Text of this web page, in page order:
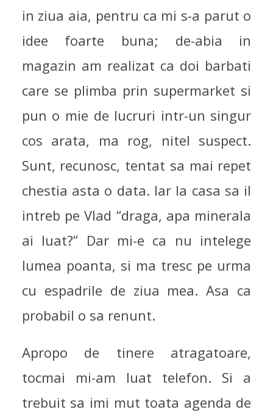
in ziua aia, pentru ca mi s-a parut o
idee foarte buna; de-abia in
magazin am realizat ca doi barbati
care se plimba prin supermarket si
pun o mie de lucruri intr-un singur
cos arata, ma rog, nitel suspect.
Sunt, recunosc, tentat sa mai repet
chestia asta o data. Iar la casa sa il
intreb pe Vlad “draga, apa minerala
ai luat?” Dar mi-e ca nu intelege
lumea poanta, si ma tresc pe urma
cu espadrile de ziua mea. Asa ca
probabil o sa renunt.
Apropo de tinere atragatoare,
tocmai mi-am luat telefon. Si a
trebuit sa imi mut toata agenda de